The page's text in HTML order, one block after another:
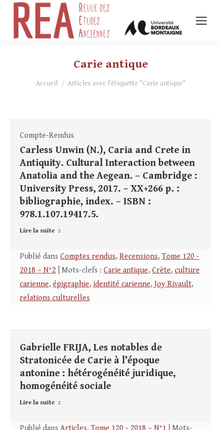
Carie antique
Vous êtes ici :
Accueil Articles avec l’étiquette "Carie antique"
Compte-Rendus
Carless Unwin (N.), Caria and Crete in
Antiquity. Cultural Interaction between
Anatolia and the Aegean. – Cambridge :
University Press, 2017. – XX+266 p. :
bibliographie, index. – ISBN :
978.1.107.19417.5.
Lire la suite
Publié dans Comptes rendus, Recensions, Tome 120 -
2018 – N°2 | Mots-clefs : Carie antique, Crète, culture
carienne, épigraphie, identité carienne, Joy Rivault,
relations culturelles
Gabrielle FRIJA, Les notables de
Stratonicée de Carie à l’époque
antonine : hétérogénéité juridique,
homogénéité sociale
Lire la suite